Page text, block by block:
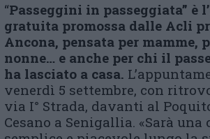
“Passeggini in passeggiata” è l
gratuita promossa dalle Acli
Ancona, pensata per mamme,
nonne… e anche per chi il
ha lasciato a casa.
venerdì 5 settembre, con
via I° Strada, davanti al
Cesano a Senigallia. «Sarà